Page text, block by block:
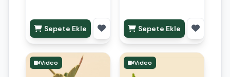
Sepete Ekle Sepete Ekle
Video Video